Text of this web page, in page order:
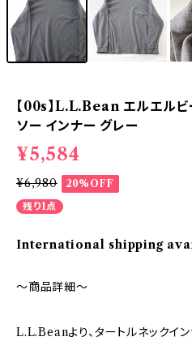
【00s】L.L.Bean エルエルビ
ソー インナー グレー
¥5,584
¥6,980
20%OFF
残り1点
International shipping
～商品詳細～
L.L.Beanより、タートルネックイン